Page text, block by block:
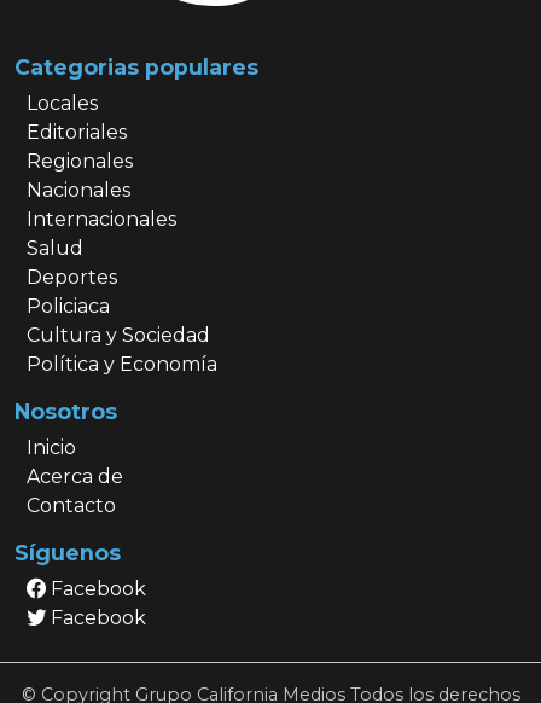
Categorias populares
Locales
Editoriales
Regionales
Nacionales
Internacionales
Salud
Deportes
Policiaca
Cultura y Sociedad
Política y Economía
Nosotros
Inicio
Acerca de
Contacto
Síguenos
Facebook
Facebook
© Copyright Grupo California Medios Todos los derechos